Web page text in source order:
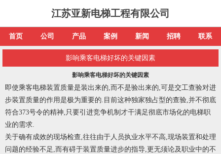
江苏亚新电梯工程有限公司
首页 公司 产品 案例 新闻 招聘 联系
影响乘客电梯好坏的关键因素
影响乘客电梯好坏的关键因素
即使乘客电梯装置质量是装出来的,而不是验出来的,可是交工查验对进
步装置质量的作用是极为重要的.目前这种独家独占型的查验,并不彻底
符合373号令的精神,只要引进竞争机制才干满足彻底市场化的电梯职
业的需求.
关于确有成效的现场检查,往往由于人员执业水平不高,现场装置和处理
问题的经验不足,而有碍于装置质量进步的指导,更无须论及职业中的不